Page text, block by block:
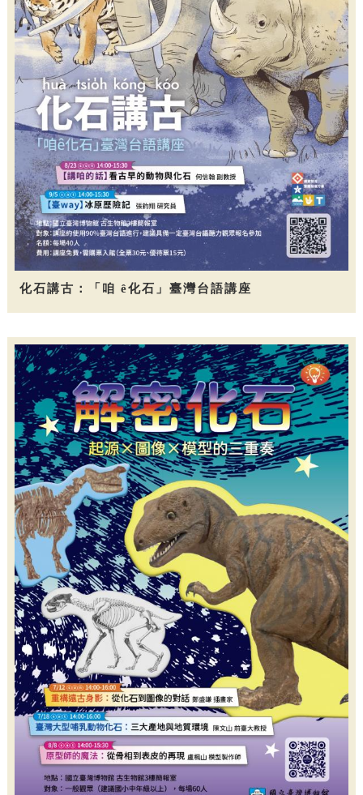
化石講古：「咱 ê化石」臺灣台語講座